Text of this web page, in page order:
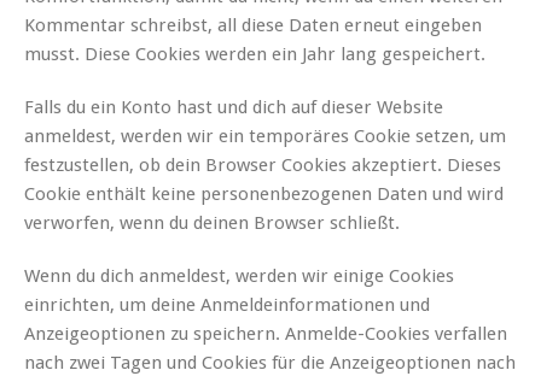
Kommentar schreibst, all diese Daten erneut eingeben
musst. Diese Cookies werden ein Jahr lang gespeichert.
Falls du ein Konto hast und dich auf dieser Website
anmeldest, werden wir ein temporäres Cookie setzen, um
festzustellen, ob dein Browser Cookies akzeptiert. Dieses
Cookie enthält keine personenbezogenen Daten und wird
verworfen, wenn du deinen Browser schließt.
Wenn du dich anmeldest, werden wir einige Cookies
einrichten, um deine Anmeldeinformationen und
Anzeigeoptionen zu speichern. Anmelde-Cookies verfallen
nach zwei Tagen und Cookies für die Anzeigeoptionen nach